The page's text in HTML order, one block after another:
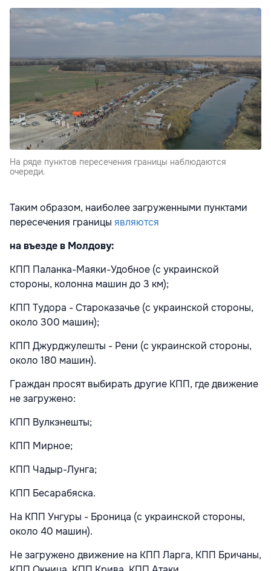
На ряде пунктов пересечения границы наблюдаются
очереди.
Таким образом, наиболее загруженными пунктами
пересечения границы являются
на въезде в Молдову:
КПП Паланка-Маяки-Удобное (с украинской
стороны, колонна машин до 3 км);
КПП Тудора - Староказачье (с украинской стороны,
около 300 машин);
КПП Джурджулешты - Рени (с украинской стороны,
около 180 машин).
Граждан просят выбирать другие КПП, где движение
не загружено:
КПП Вулкэнешты;
КПП Мирное;
КПП Чадыр-Лунга;
КПП Бесарабяска.
На КПП Унгуры - Броница (с украинской стороны,
около 40 машин).
Не загружено движение на КПП Ларга, КПП Бричаны,